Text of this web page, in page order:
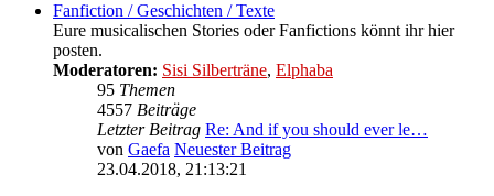
Fanfiction / Geschichten / Texte
Eure musicalischen Stories oder Fanfictions könnt ihr hier
posten.
Moderatoren: Sisi Silberträne, Elphaba
95 Themen
4557 Beiträge
Letzter Beitrag Re: And if you should ever le…
von Gaefa Neuester Beitrag
23.04.2018, 21:13:21